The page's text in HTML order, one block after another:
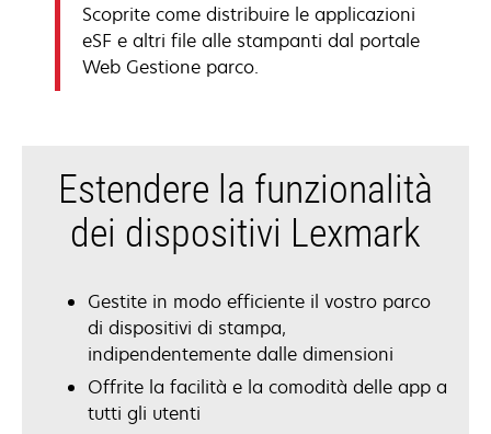
Scoprite come distribuire le applicazioni
eSF e altri file alle stampanti dal portale
Web Gestione parco.
Estendere la funzionalità
dei dispositivi Lexmark
Gestite in modo efficiente il vostro parco
di dispositivi di stampa,
indipendentemente dalle dimensioni
Offrite la facilità e la comodità delle app a
tutti gli utenti